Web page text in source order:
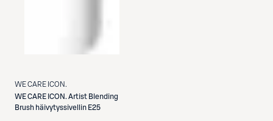
WE CARE ICON.
WE CARE ICON. Artist Blending
Brush häivytyssivellin E25